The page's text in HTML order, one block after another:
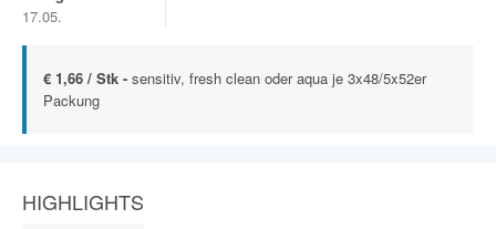
17.05.
€ 1,66 / Stk - sensitiv, fresh clean oder aqua je 3x48/5x52er
Packung
HIGHLIGHTS